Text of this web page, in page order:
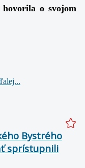
o svojom
Bystrého
sprístupnili